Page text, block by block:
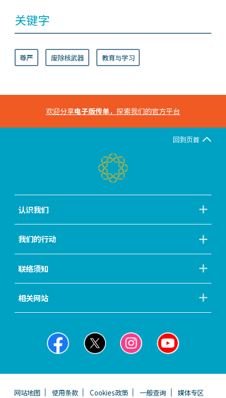
关键字
尊严 废除核武器 教育与学习
欢迎分享电子版传单，探索我们的官方平台
回到页首
认识我们
我们的行动
联络须知
相关网站
网站地图 使用条款 Cookies政策 一般查询 媒体专区